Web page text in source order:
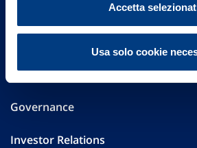
Accetta
Usa solo cookie
Via Ignazio Gardella, 2
20149 Milano
FAQ
Governance
Investor Relations